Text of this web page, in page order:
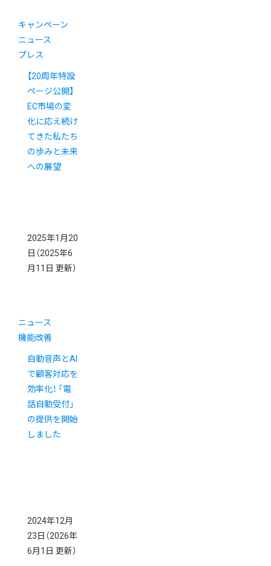
キャンペーン
ニュース
プレス
【20周年特設
ページ公開】
EC市場の変
化に応え続け
てきた私たち
の歩みと未来
への展望
2025年1月20
日 （2025年6
月11日 更新）
ニュース
機能改善
自動音声とAI
で顧客対応を
効率化！ 「電
話自動受付」
の提供を開始
しました
2024年12月
23日 （2026年
6月1日 更新）